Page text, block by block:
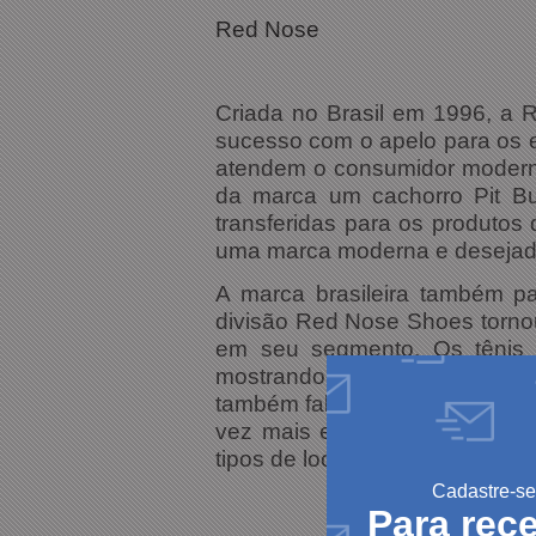
Cadastre-se
Para
Red Nose
Criada no Brasil em 1996, a
sucesso com o apelo para os
atendem o consumidor
da marca um cachorro Pit
transferidas para os
uma marca moderna e
A marca brasileira também
divisão Red Nose Shoes
em seu segmento. Os
mostrando-se confortáveis
também fabrica produtos
vez mais exigente. Todos os
tipos de looks e cabem em